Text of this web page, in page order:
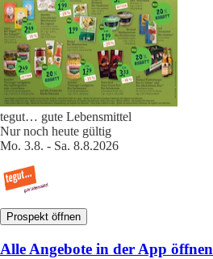
tegut… gute Lebensmittel
Nur noch heute gültig
Mo. 3.8. - Sa. 8.8.2026
Prospekt öffnen
Alle Angebote in der App öffnen